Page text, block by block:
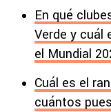
En qué
Verde y cuál
el Mundial
Cuál es el
cuántos